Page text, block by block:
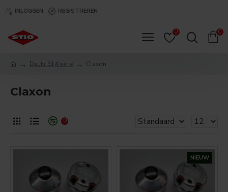
INLOGGEN REGISTREREN
0 0
Deutz 514 serie Claxon
Claxon
0
NIEUW